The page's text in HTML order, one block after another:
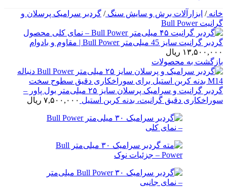
خانه/ ابزارآلات برش و سایش سنگ/ گردبر سرامیک پرسلان و
گرانیت Bull Power
گردبر گرانیت سایز 45 میلی‌متر Bull Power | مقاوم و بادوام
۱۳,۵۰۰,۰۰۰ ریال
بازگشت به محصولات
گردبر گرانیت و سرامیک پرسلان سایز ۲۵ میلی‌متر بول پاور –
سوراخکاری دقیق گرانیت، بدنه کربن استیل ۷,۵۰۰,۰۰۰ ریال